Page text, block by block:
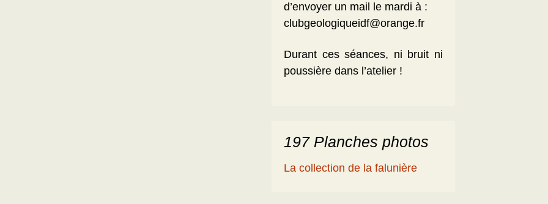
d’envoyer un mail le mardi à :
clubgeologiqueidf@orange.fr
Durant ces séances, ni bruit ni
poussière dans l’atelier !
197 Planches photos
La collection de la falunière